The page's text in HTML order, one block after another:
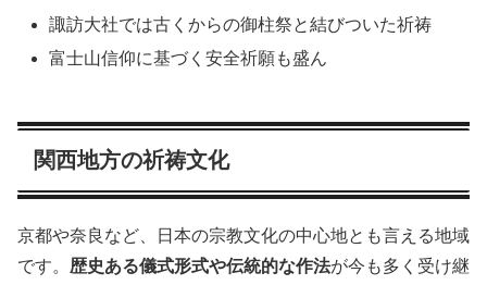
諏訪大社では古くからの御柱祭と結びついた祈祷
富士山信仰に基づく安全祈願も盛ん
関西地方の祈祷文化
京都や奈良など、日本の宗教文化の中心地とも言える地域
です。 歴史ある儀式形式や伝統的な作法が今も多く受け継